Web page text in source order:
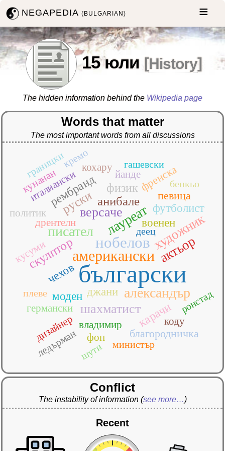
NEGAPEDIA(BULGARIAN)
15 юли [History]
The hidden information behind the Wikipedia page
Words that matter
The most important words from all discussions
български
нобелов
американски
александър
лауреат
писател
актьор
художник
версаче
шахматист
анибале
руски
скулптор
карачи
рембранд физик
военен
джани
моден
футболист
чехов
благородничка
певица
френска
владимир
германски
дизайнер
дрентелн
италиански йанде
коду
кохару
кунанан
кусуми
ледърман
политик
фон
бенкьо
гашевски
границки
деец
кремо
министър
плеве ронстад
шути
Conflict
The instability of information (see more…)
Recent